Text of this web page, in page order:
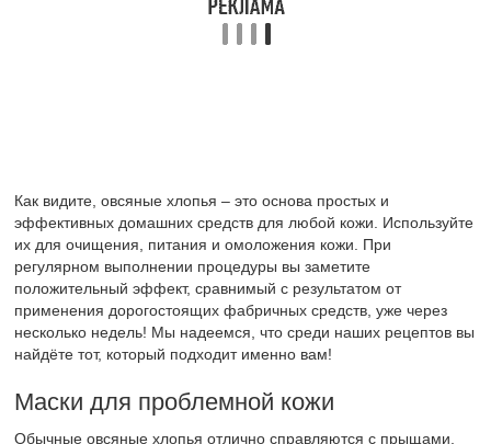
найдёте тот, который подходит именно вам!
так и многокомпонентные смеси:
Из овсяных хлопьев обычная. 3-4 ст. ложки хлопьев
измельчите и залейте их горячей водой, чтобы в итоге
получить густую смесь, перемешайте и дайте постоять
3-5 минут. Когда маска станет теплой, нанесите ее на
лицо и оставьте до высыхания. Снимайте с лица смесь
ватным тампоном, смачивая его в теплой воде.
1 ч. ложку обычной питьевой соды, перемешайте и